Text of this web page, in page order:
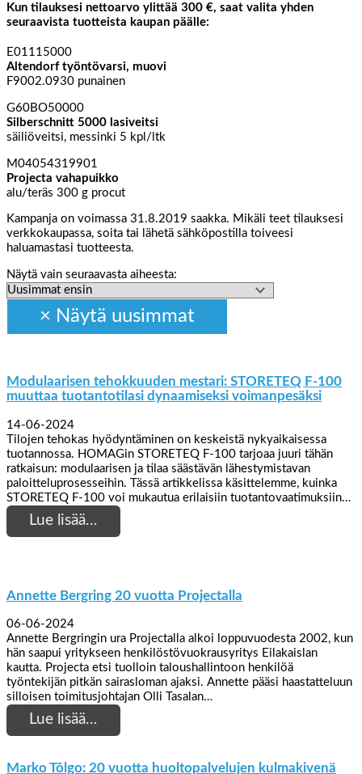
Kun tilauksesi nettoarvo ylittää 300 €, saat valita yhden
seuraavista tuotteista kaupan päälle:
E01115000
Altendorf työntövarsi, muovi
F9002.0930 punainen
G60BO50000
Silberschnitt 5000 lasiveitsi
säiliöveitsi, messinki 5 kpl/ltk
M04054319901
Projecta vahapuikko
alu/teräs 300 g procut
Kampanja on voimassa 31.8.2019 saakka. Mikäli teet tilauksesi
verkkokaupassa, soita tai lähetä sähköpostilla toiveesi
haluamastasi tuotteesta.
Näytä vain seuraavasta aiheesta:
Modulaarisen tehokkuuden mestari: STORETEQ F-100
muuttaa tuotantotilasi dynaamiseksi voimanpesäksi
14-06-2024
Tilojen tehokas hyödyntäminen on keskeistä nykyaikaisessa
tuotannossa. HOMAGin STORETEQ F-100 tarjoaa juuri tähän
ratkaisun: modulaarisen ja tilaa säästävän lähestymistavan
paloitteluprosesseihin. Tässä artikkelissa käsittelemme, kuinka
STORETEQ F-100 voi mukautua erilaisiin tuotantovaatimuksiin…
Lue lisää…
Annette Bergring 20 vuotta Projectalla
06-06-2024
Annette Bergringin ura Projectalla alkoi loppuvuodesta 2002, kun
hän saapui yritykseen henkilöstövuokrausyritys Eilakaislan
kautta. Projecta etsi tuolloin taloushallintoon henkilöä
työntekijän pitkän sairasloman ajaksi. Annette pääsi haastatteluun
silloisen toimitusjohtajan Olli Tasalan…
Lue lisää…
Marko Tõlgo: 20 vuotta huoltopalvelujen kulmakivenä